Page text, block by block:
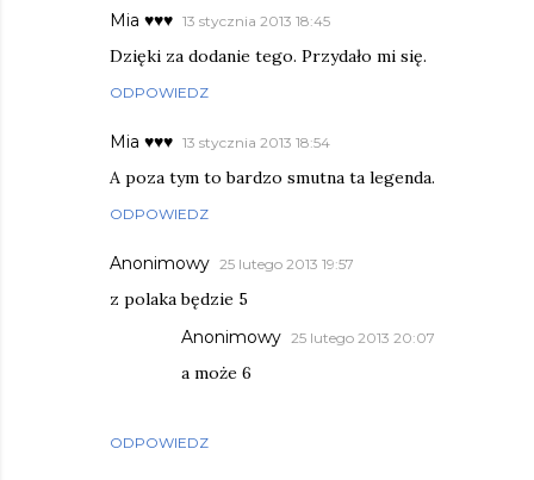
Mia ♥♥♥ 13 stycznia 2013 18:45
Dzięki za dodanie tego. Przydało mi się.
ODPOWIEDZ
Mia ♥♥♥ 13 stycznia 2013 18:54
A poza tym to bardzo smutna ta legenda.
ODPOWIEDZ
Anonimowy 25 lutego 2013 19:57
z polaka będzie 5
ODPOWIEDZ
Anonimowy 25 lutego 2013 20:07
a może 6